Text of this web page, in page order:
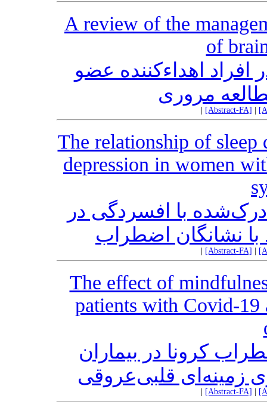
A review of the
of
اهداءکننده عضو
مروری
[Abstract-FA]
The relationship of sleep
depression in women
‌با افسردگی ‌در
با نشانگان ‌اضطراب
[Abstract-FA]
The effect of
patients with Covid-19
کرونا در بیماران
[Abstract-FA]